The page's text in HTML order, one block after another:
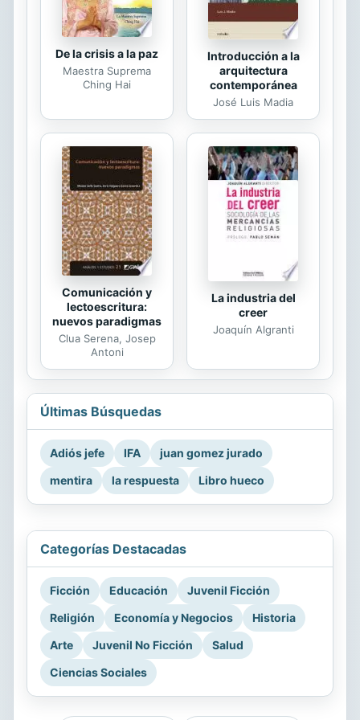
De la crisis a la paz
Maestra Suprema
Ching Hai
Introducción a la
arquitectura
contemporánea
José Luis Madia
Comunicación y
lectoescritura:
nuevos paradigmas
Clua Serena, Josep
Antoni
La industria del
creer
Joaquín Algranti
Últimas Búsquedas
Adiós jefe IFA
juan gomez jurado
mentira
la respuesta Libro hueco
Categorías Destacadas
Ficción Educación
Juvenil Ficción
Religión
Economía y Negocios
Historia
Arte
Juvenil No Ficción
Salud
Ciencias Sociales